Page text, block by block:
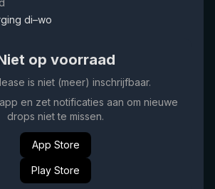
di–wo
op voorraad
is niet (meer) inschrijfbaar.
en zet notificaties aan om nieuwe
drops niet te missen.
App Store
Play Store